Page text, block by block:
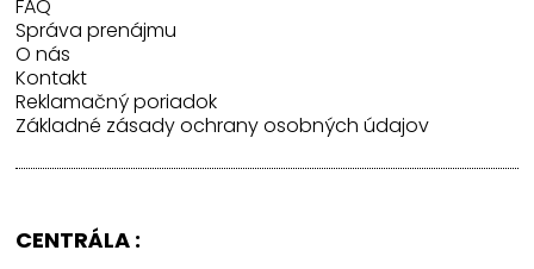
FAQ
Správa prenájmu
O nás
Kontakt
Reklamačný poriadok
Základné zásady ochrany osobných údajov
CENTRÁLA :